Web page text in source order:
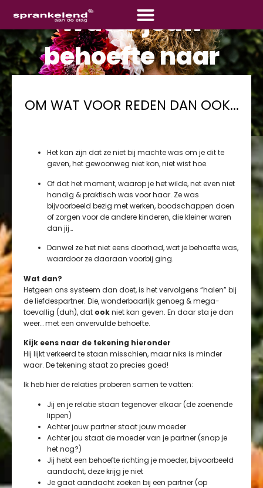
Wat is jouw
behoefte naar
OM WAT VOOR REDEN DAN OOK...
Het kan zijn dat ze niet bij machte was om je dit te
geven, het gewoonweg niet kon, niet wist hoe.
Of dat het moment, waarop je het wilde, net even niet
handig & praktisch was voor haar. Ze was
bijvoorbeeld bezig met werken, boodschappen doen
of zorgen voor de andere kinderen, die kleiner waren
dan jij…
Danwel ze het niet eens doorhad, wat je behoefte was,
waardoor ze daaraan voorbij ging.
Wat dan?
Hetgeen ons systeem dan doet, is het vervolgens “halen” bij
de liefdespartner. Die, wonderbaarlijk genoeg & mega-
toevallig (duh), dat ookniet kan geven. En daar sta je dan
weer… met een onvervulde behoefte.
Kijk eens naar de tekening hieronder
Hij lijkt verkeerd te staan misschien, maar niks is minder
waar. De tekening staat zo precies goed!
Ik heb hier de relaties proberen samen te vatten:
Jij en je relatie staan tegenover elkaar (de zoenende
lippen)
Achter jouw partner staat jouw moeder
Achter jou staat de moeder van je partner (snap je
het nog?)
Jij hebt een behoefte richting je moeder, bijvoorbeeld
aandacht, deze krijg je niet
Je gaat aandacht zoeken bij een partner (op